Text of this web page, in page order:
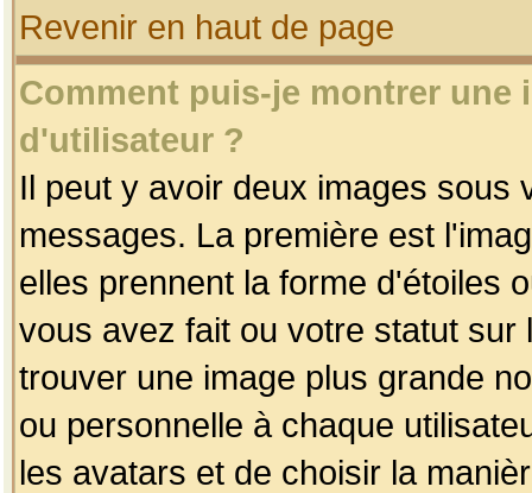
Revenir en haut de page
Comment puis-je montrer une
d'utilisateur ?
Il peut y avoir deux images sous
messages. La première est
elles prennent la forme d'étoiles
vous avez fait ou votre statut
trouver une image plus grande
ou personnelle à chaque
les avatars et de choisir la